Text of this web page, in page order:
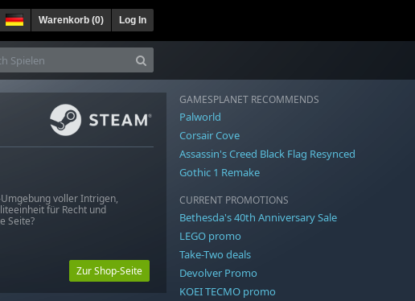
Warenkorb (0) Log In
voller Intrigen,
für Recht und
Seite?
Zur Shop-Seite
GAMESPLANET RECOMMENDS
Palworld
Corsair Cove
Assassin's Creed Black Flag Resynced
Gothic 1 Remake
CURRENT PROMOTIONS
Bethesda's 40th Anniversary Sale
LEGO promo
Take-Two deals
Devolver Promo
KOEI TECMO promo